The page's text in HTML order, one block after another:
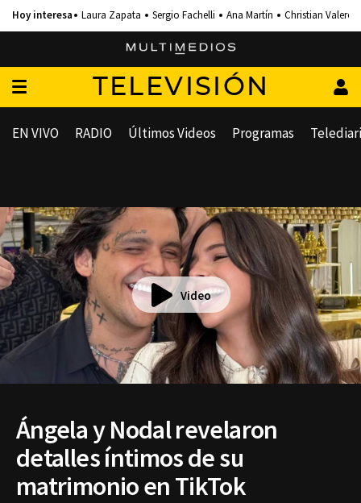
Laura Zapata Sergio Fachelli Ana Martín Christian Valero
TELEVISIÓN
EN VIVO RADIO Últimos Videos Programas
Video
Ángela y Nodal revelaron
detalles íntimos de su
matrimonio en TikTok